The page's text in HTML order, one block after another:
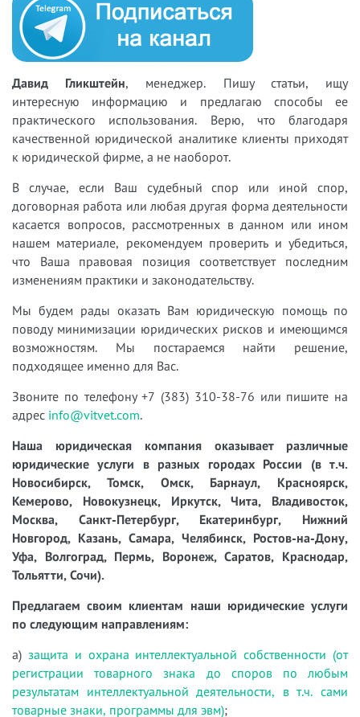
Давид Гликштейн, менеджер. Пишу статьи, ищу
интересную информацию и предлагаю способы ее
практического использования. Верю, что благодаря
качественной юридической аналитике клиенты приходят
к юридической фирме, а не наоборот.
В случае, если Ваш судебный спор или иной спор,
договорная работа или любая другая форма деятельности
касается вопросов, рассмотренных в данном или ином
нашем материале, рекомендуем проверить и убедиться,
что Ваша правовая позиция соответствует последним
изменениям практики и законодательству.
Мы будем рады оказать Вам юридическую помощь по
поводу минимизации юридических рисков и имеющимся
возможностям. Мы постараемся найти решение,
подходящее именно для Вас.
Звоните по телефону +7 (383) 310-38-76 или пишите на
адрес info@vitvet.com.
Наша юридическая компания оказывает различные
юридические услуги в разных городах России (в т.ч.
Новосибирск, Томск, Омск, Барнаул, Красноярск,
Кемерово, Новокузнецк, Иркутск, Чита, Владивосток,
Москва, Санкт-Петербург, Екатеринбург, Нижний
Новгород, Казань, Самара, Челябинск, Ростов-на-Дону,
Уфа, Волгоград, Пермь, Воронеж, Саратов, Краснодар,
Тольятти, Сочи).
Предлагаем своим клиентам наши юридические услуги
по следующим направлениям:
а) защита и охрана интеллектуальной собственности (от
регистрации товарного знака до споров по любым
результатам интеллектуальной деятельности, в т.ч. сами
товарные знаки, программы для эвм);